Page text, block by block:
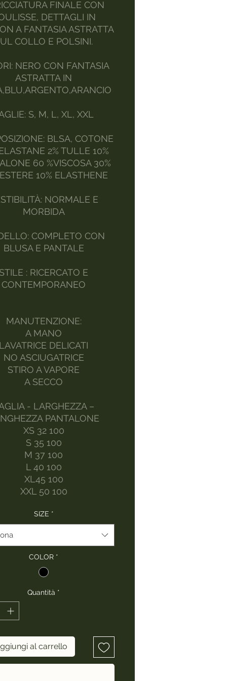
FINALE CON
DETTAGLI IN
A FANTASIA ASTRATTA
COLLO E POLSINI.
NERO CON FANTASIA
ASTRATTA IN
S, M, L, XL, XXL
BLSA, COTONE
2% TULLE 10%
60 %VISCOSA 30%
10% ELASTHENE
NORMALE E
MORBIDA
COMPLETO CON
BLUSA E PANTALE
STILE : RICERCATO E
CONTEMPORANEO
MANUTENZIONE:
A MANO
LAVATRICE DELICATI
NO ASCIUGATRICE
STIRO A VAPORE
A SECCO
- LARGHEZZA –
PANTALONE
XS 32 100
S 35 100
M 37 100
L 40 100
XL45 100
XXL 50 100
SIZE *
COLOR *
Quantità *
al carrello